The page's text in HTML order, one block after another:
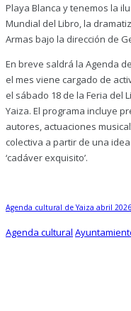
Playa Blanca y tenemos la
Mundial del Libro, la
Armas bajo la dirección de
En breve saldrá la Agenda
el mes viene cargado de
el sábado 18 de la Feria del
Yaiza. El programa incluye
autores, actuaciones
colectiva a partir de una
‘cadáver exquisito’.
Agenda cultural de Yaiza abril 2026
Agenda cultural